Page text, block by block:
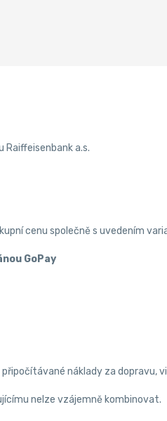
Raiffeisenbank a.s.
cenu společně s uvedením
GoPay
náklady za dopravu,
nelze vzájemně kombinovat.